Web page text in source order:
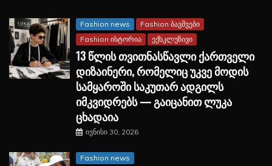
Fashion news
Fashion ბავშვები
Fashion ისტორია
ექსკლუზივი
13 წლის თვითნასწავლი ქართველი
დიზაინერი, რომელიც უკვე მოდის
სამყაროში საკუთარ ადგილს
იმკვიდრებს — გაიცანით ლუკა
ცხადაია
ივნისი 30, 2026
Fashion news